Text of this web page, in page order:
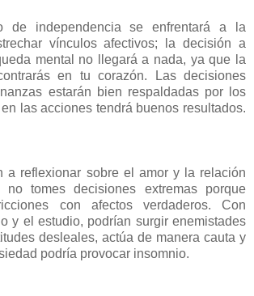
de independencia se enfrentará a la
vínculos afectivos; la decisión a
mental no llegará a nada, ya que la
en tu corazón. Las decisiones
estarán bien respaldadas por los
las acciones tendrá buenos resultados.
a reflexionar sobre el amor y la relación
tomes decisiones extremas porque
con afectos verdaderos. Con
y el estudio, podrían surgir enemistades
desleales, actúa de manera cauta y
podría provocar insomnio.